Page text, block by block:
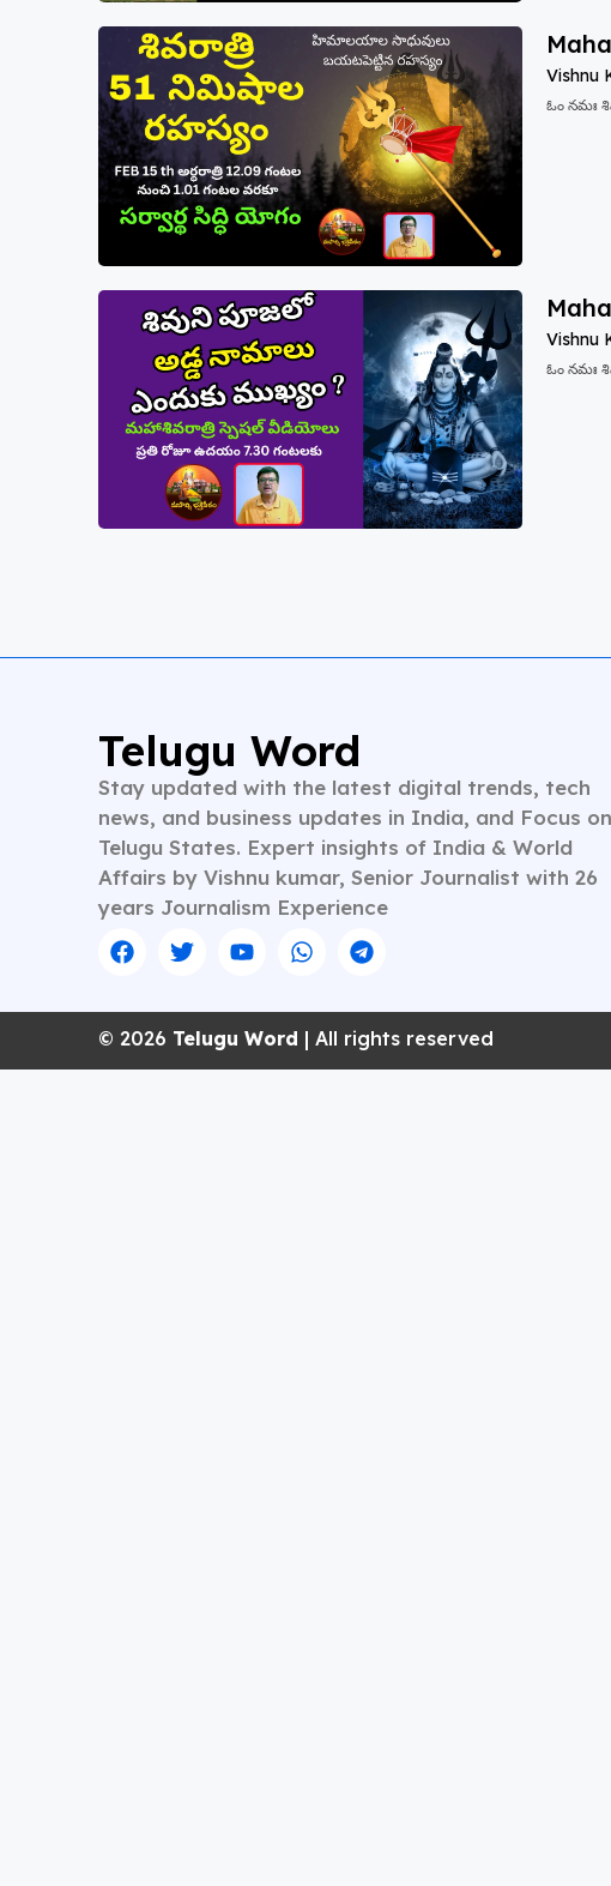
Vishnu
ఓం నమః
Vishnu
ఓం నమః
Telugu Word
Stay updated with the latest digital trends, tech
news, and business updates in India, and Focus on
Telugu States. Expert insights of India & World
Affairs by Vishnu kumar, Senior Journalist with 26
years Journalism Experience
© 2026 Telugu Word | All rights reserved